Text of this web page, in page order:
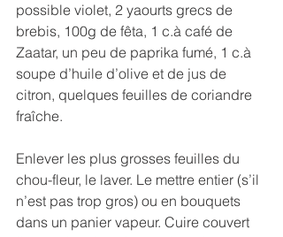
possible violet, 2 yaourts grecs de
brebis, 100g de fêta, 1 c.à café de
Zaatar, un peu de paprika fumé, 1 c.à
soupe d’huile d’olive et de jus de
citron, quelques feuilles de coriandre
fraîche.
Enlever les plus grosses feuilles du
chou-fleur, le laver. Le mettre entier (s’il
n’est pas trop gros) ou en bouquets
dans un panier vapeur. Cuire couvert